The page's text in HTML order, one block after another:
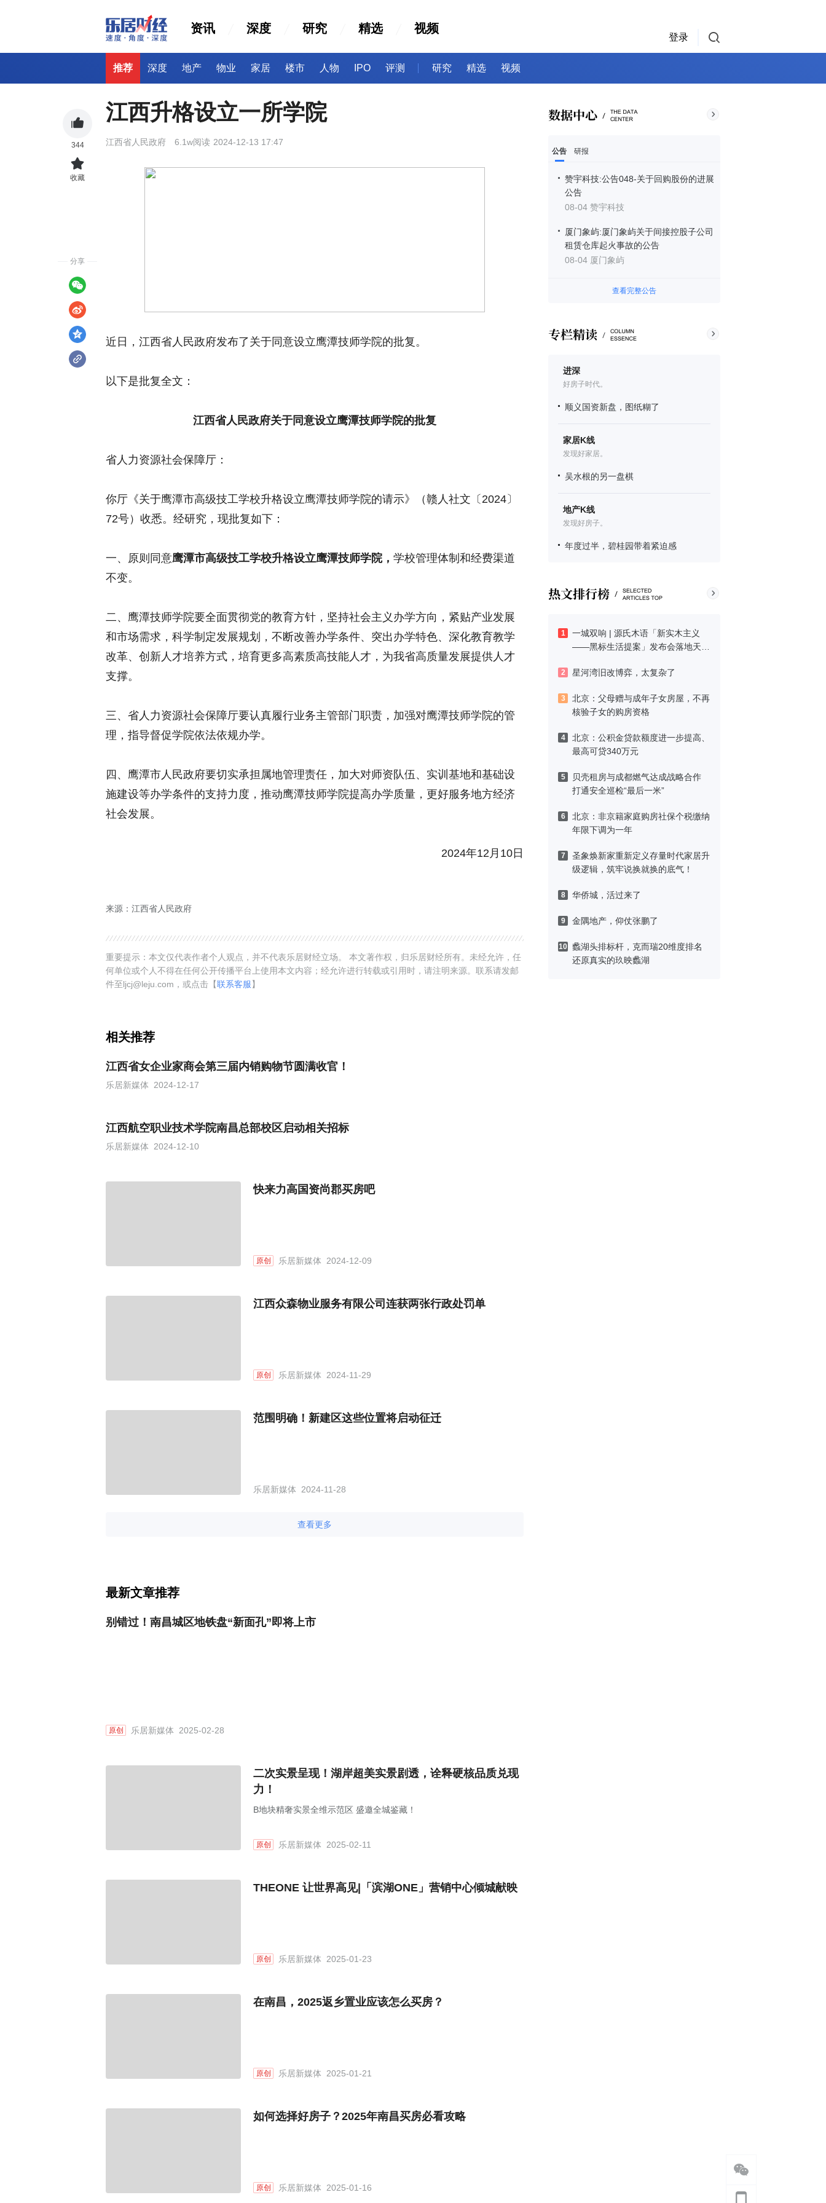
资讯 深度 研究 精选 视频
登录
推荐 深度 地产 物业 家居 楼市 人物 IPO 评测 研究 精选 视频
公告 研报
赞宇科技:公告048-关于回购股份的进展
公告
08-04 赞宇科技
厦门象屿:厦门象屿关于间接控股子公司
租赁仓库起火事故的公告
08-04 厦门象屿
查看完整公告
进深
好房子时代。
顺义国资新盘，图纸糊了
家居K线
发现好家居。
吴水根的另一盘棋
地产K线
发现好房子。
年度过半，碧桂园带着紧迫感
1
一城双响 | 源氏木语「新实木主义
——黑标生活提案」发布会落地天
2 星河湾旧改博弈，太复杂了
3
北京：父母赠与成年子女房屋，不再
核验子女的购房资格
4
北京：公积金贷款额度进一步提高、
最高可贷340万元
5
贝壳租房与成都燃气达成战略合作
打通安全巡检“最后一米”
6
北京：非京籍家庭购房社保个税缴纳
年限下调为一年
7
圣象焕新家重新定义存量时代家居升
级逻辑，筑牢说换就换的底气！
8 华侨城，活过来了
9 金隅地产，仰仗张鹏了
10 蠡湖头排标杆，克而瑞20维度排名
还原真实的玖映蠡湖
江西升格设立一所学院
江西省人民政府 6.1w阅读 2024-12-13 17:47
近日，江西省人民政府发布了关于同意设立鹰潭技师学院的批复。
以下是批复全文：
江西省人民政府关于同意设立鹰潭技师学院的批复
省人力资源社会保障厅：
你厅《关于鹰潭市高级技工学校升格设立鹰潭技师学院的请示》（赣人社文〔2024〕
72号）收悉。经研究，现批复如下：
一、原则同意鹰潭市高级技工学校升格设立鹰潭技师学院， 学校管理体制和经费渠道
不变。
二、鹰潭技师学院要全面贯彻党的教育方针，坚持社会主义办学方向，紧贴产业发展
和市场需求，科学制定发展规划，不断改善办学条件、突出办学特色、深化教育教学
改革、创新人才培养方式，培育更多高素质高技能人才，为我省高质量发展提供人才
支撑。
三、省人力资源社会保障厅要认真履行业务主管部门职责，加强对鹰潭技师学院的管
理，指导督促学院依法依规办学。
四、鹰潭市人民政府要切实承担属地管理责任，加大对师资队伍、实训基地和基础设
施建设等办学条件的支持力度，推动鹰潭技师学院提高办学质量，更好服务地方经济
社会发展。
2024年12月10日
来源：江西省人民政府
重要提示：本文仅代表作者个人观点，并不代表乐居财经立场。 本文著作权，归乐居财经所有。未经允许，任
何单位或个人不得在任何公开传播平台上使用本文内容；经允许进行转载或引用时，请注明来源。联系请发邮
件至ljcj@leju.com，或点击【联系客服】
相关推荐
江西省女企业家商会第三届内销购物节圆满收官！
乐居新媒体 2024-12-17
江西航空职业技术学院南昌总部校区启动相关招标
乐居新媒体 2024-12-10
快来力高国资尚郡买房吧
原创 乐居新媒体 2024-12-09
江西众森物业服务有限公司连获两张行政处罚单
原创 乐居新媒体 2024-11-29
范围明确！新建区这些位置将启动征迁
乐居新媒体 2024-11-28
查看更多
最新文章推荐
别错过！南昌城区地铁盘“新面孔”即将上市
原创 乐居新媒体 2025-02-28
二次实景呈现！湖岸超美实景剧透，诠释硬核品质兑现
力！
B地块精奢实景全维示范区 盛邀全城鉴藏！
原创 乐居新媒体 2025-02-11
THEONE 让世界高见|「滨湖ONE」营销中心倾城献映
原创 乐居新媒体 2025-01-23
在南昌，2025返乡置业应该怎么买房？
原创 乐居新媒体 2025-01-21
如何选择好房子？2025年南昌买房必看攻略
原创 乐居新媒体 2025-01-16
344
收藏
分享